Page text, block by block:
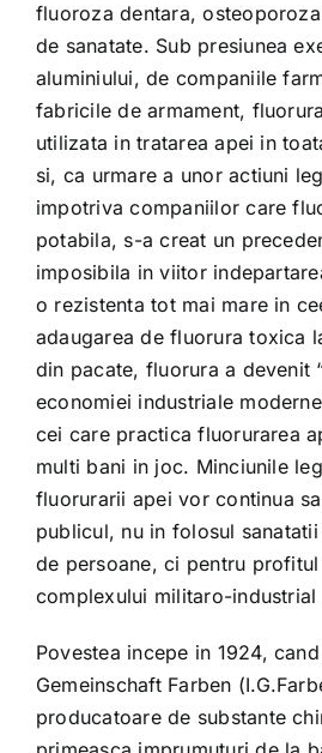
fluoroza dentara,
de sanatate. Sub presiunea
aluminiului, de companiile
fabricile de armament,
utilizata in tratarea apei in
si, ca urmare a unor actiuni
impotriva companiilor care
potabila, s-a creat un
imposibila in viitor
o rezistenta tot mai mare in
adaugarea de fluorura toxica
din pacate, fluorura a devenit
economiei industriale
cei care practica fluorurarea
multi bani in joc. Minciunile
fluorurarii apei vor continua
publicul, nu in folosul
de persoane, ci pentru
complexului militaro-industrial
Povestea incepe in 1924,
Gemeinschaft Farben
producatoare de substante